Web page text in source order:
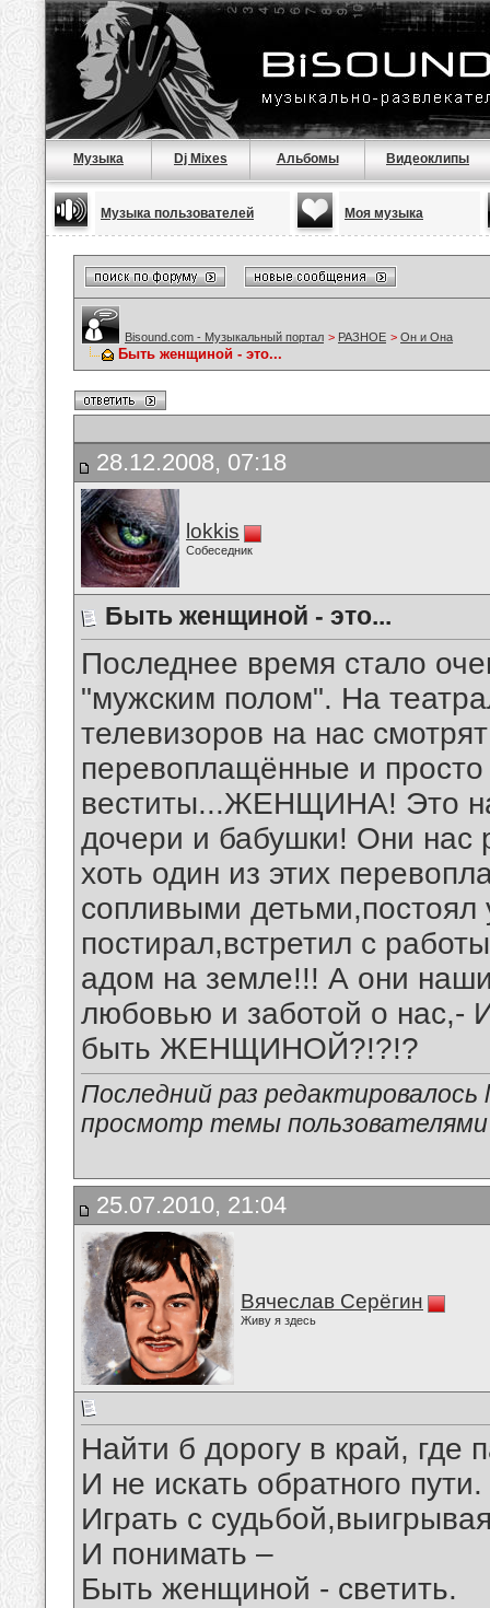
Музыка Dj Mixes Альбомы Видеоклипы
Музыка пользователей Моя музыка
Bisound.com - Музыкальный портал > РАЗНОЕ > Он и Она
Быть женщиной - это...
28.12.2008, 07:18
lokkis
Собеседник
Быть женщиной - это...
Последнее время стало
"мужским полом". На
телевизоров на нас
перевоплащённые и
веститы...ЖЕНЩИНА! Это
дочери и бабушки! Они нас
хоть один из этих
сопливыми детьми,постоял
постирал,встретил с
адом на земле!!! А они
любовью и заботой о
быть ЖЕНЩИНОЙ?!?!?
Последний раз редактировалось
просмотр темы
25.07.2010, 21:04
Вячеслав Серёгин
Живу я здесь
Найти б дорогу в край, где
И не искать обратного пути.
Играть с
И понимать –
Быть женщиной - светить.